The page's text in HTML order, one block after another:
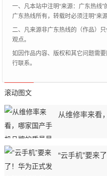
肯定也
思，如
大型轿
一、凡本站中注明“来源：广东热线
广东热线所有，转载时必须注明“来
二、凡来源非广东热线的（作品）
观点。
如因作品内容、版权和其它问题需
行联系。
滚动图文
从维修率来看
“云手机”要来